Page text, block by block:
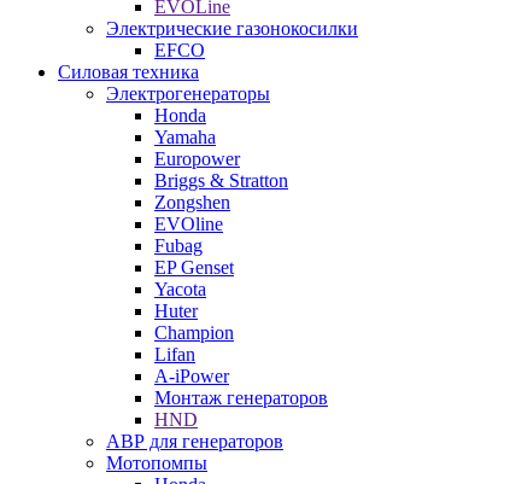
EVOLine
Электрические газонокосилки
EFCO
Силовая техника
Электрогенераторы
Honda
Yamaha
Europower
Briggs & Stratton
Zongshen
EVOline
Fubag
EP Genset
Yacota
Huter
Champion
Lifan
A-iPower
Монтаж генераторов
HND
АВР для генераторов
Мотопомпы